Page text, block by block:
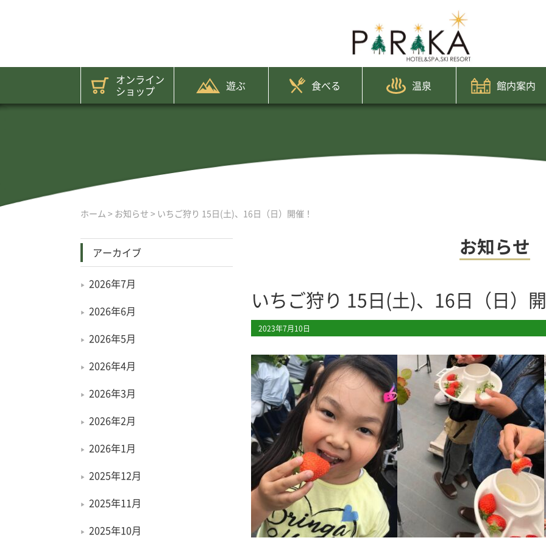
オンライン
ショップ 遊ぶ 食べる 温泉 館内案内
ホーム > お知らせ > いちご狩り 15日(土)、16日（日）開催！
お知らせ
いちご狩り 15日(土)、16日（日）
2023年7月10日
アーカイブ
2026年7月
2026年6月
2026年5月
2026年4月
2026年3月
2026年2月
2026年1月
2025年12月
2025年11月
2025年10月